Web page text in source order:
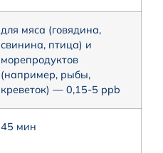
для мяса (говядина,
свинина, птица) и
морепродуктов
(например, рыбы,
креветок) — 0,15-5 ppb
45 мин